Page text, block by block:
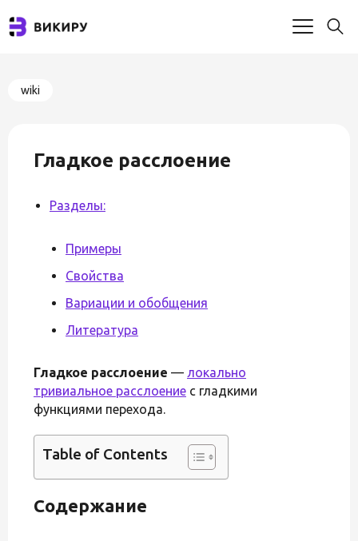
wiki
Гладкое расслоение
Разделы:
Примеры
Свойства
Вариации и обобщения
Литература
Гладкое расслоение — локально
тривиальное расслоение с гладкими
функциями перехода.
Table of Contents
Содержание